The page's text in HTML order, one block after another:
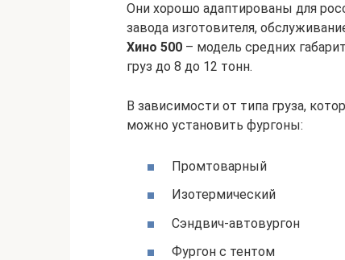
Они хорошо адаптированы для
завода изготовителя,
Хино 500 – модель средних
груз до 8 до 12 тонн.
В зависимости от типа груза,
можно установить фургоны:
Промтоварный
Изотермический
Сэндвич-автовургон
Фургон с тентом